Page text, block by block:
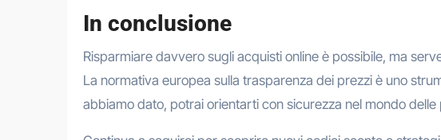
In conclusione
Risparmiare davvero sugli acquisti online è possibile, ma
La normativa europea sulla trasparenza dei prezzi è uno
abbiamo dato, potrai orientarti con sicurezza nel mondo